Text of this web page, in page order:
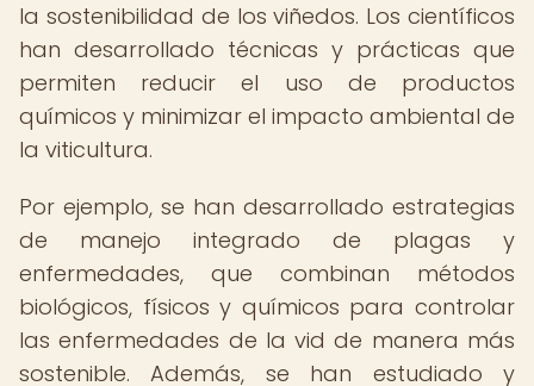
la sostenibilidad de los viñedos. Los científicos
han desarrollado técnicas y prácticas que
permiten reducir el uso de productos
químicos y minimizar el impacto ambiental de
la viticultura.
Por ejemplo, se han desarrollado estrategias
de manejo integrado de plagas y
enfermedades, que combinan métodos
biológicos, físicos y químicos para controlar
las enfermedades de la vid de manera más
sostenible. Además, se han estudiado y